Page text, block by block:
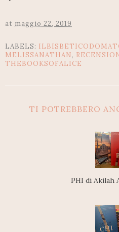
at maggio 22, 2019
LABELS:
MELISSANATHAN,
THEBOOKSOFALICE
TI POTREBBERO
PHI di Akilah